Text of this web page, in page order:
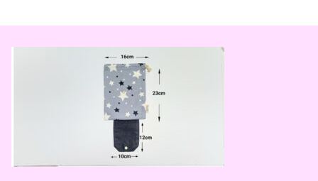
オリジナル刺繍
トートバッグ
その他
価格帯